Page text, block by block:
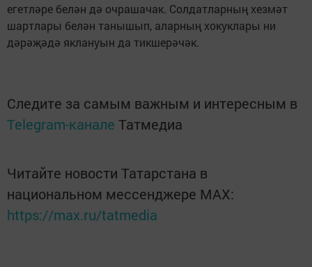
егетләре белән дә очрашачак. Солдатларның хезмәт
шартлары белән танышып, аларның хокуклары ни
дәрәҗәдә яклануын да тикшерәчәк.
Следите за самым важным и интересным в
Telegram-канале Татмедиа
Читайте новости Татарстана в
национальном мессенджере MАХ:
https://max.ru/tatmedia